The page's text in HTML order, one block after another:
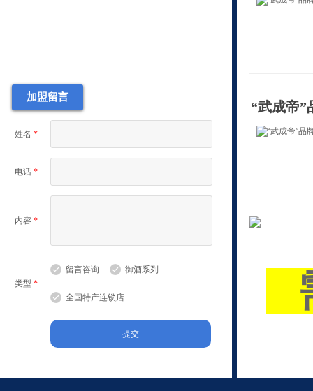
“武成帝”
武成帝酒酿造工艺
武成帝御酒系列
新品上市
白酒行业动态
武成帝酒酿造工艺
酒文化
白酒常见知识
加盟留言
姓名 *
电话 *
内容 *
类型 *
留言咨询 御酒系列
全国特产连锁店
提交